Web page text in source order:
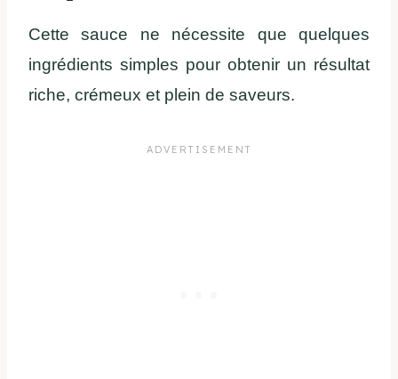
Cette sauce ne nécessite que quelques
ingrédients simples pour obtenir un résultat
riche, crémeux et plein de saveurs.